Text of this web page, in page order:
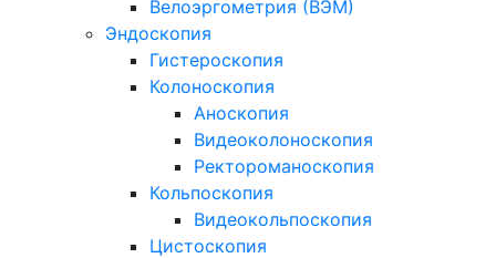
Велоэргометрия (ВЭМ)
Эндоскопия
Гистероскопия
Колоноскопия
Аноскопия
Видеоколоноскопия
Ректороманоскопия
Кольпоскопия
Видеокольпоскопия
Цистоскопия